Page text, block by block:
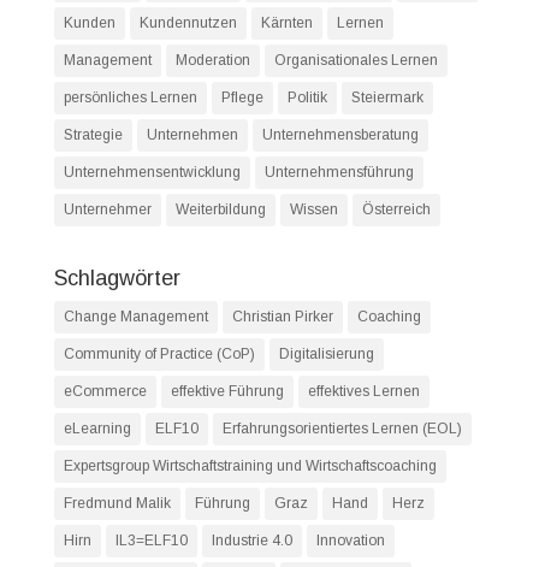
Kunden Kundennutzen Kärnten Lernen
Management Moderation Organisationales Lernen
persönliches Lernen Pflege Politik Steiermark
Strategie Unternehmen Unternehmensberatung
Unternehmensentwicklung Unternehmensführung
Unternehmer Weiterbildung Wissen Österreich
Schlagwörter
Change Management Christian Pirker Coaching
Community of Practice (CoP) Digitalisierung
eCommerce effektive Führung effektives Lernen
eLearning ELF10 Erfahrungsorientiertes Lernen (EOL)
Expertsgroup Wirtschaftstraining und Wirtschaftscoaching
Fredmund Malik Führung Graz Hand Herz
Hirn IL3=ELF10 Industrie 4.0 Innovation